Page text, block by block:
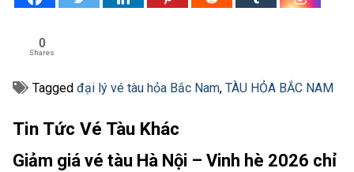
0
Shares
Tagged đại lý vé tàu hỏa Bắc Nam, TÀU HỎA BẮC NAM
Tin Tức Vé Tàu Khác
Giảm giá vé tàu Hà Nội – Vinh hè 2026 chỉ